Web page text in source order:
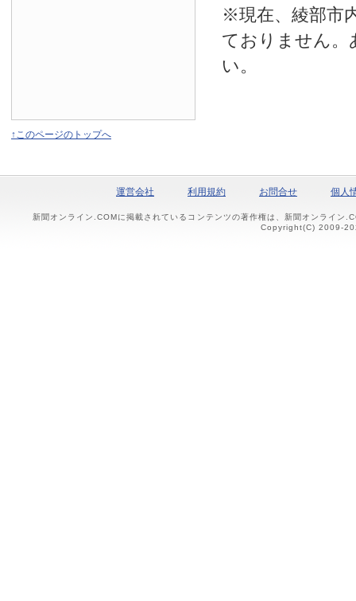
※現在、綾部市
ておりません。
い。
↑このページのトップへ
運営会社 利用規約 お問合せ 個人
新聞オンライン.COMに掲載されているコンテンツの著作権は、新聞オンライン
Copyright(C) 2009-